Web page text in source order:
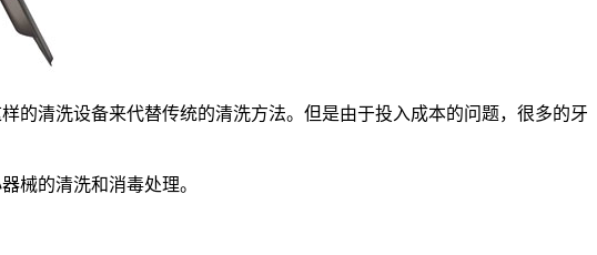
清洗设备来代替传统的清洗方法。但是由于投入成本的问题，很多的牙
械的清洗和消毒处理。